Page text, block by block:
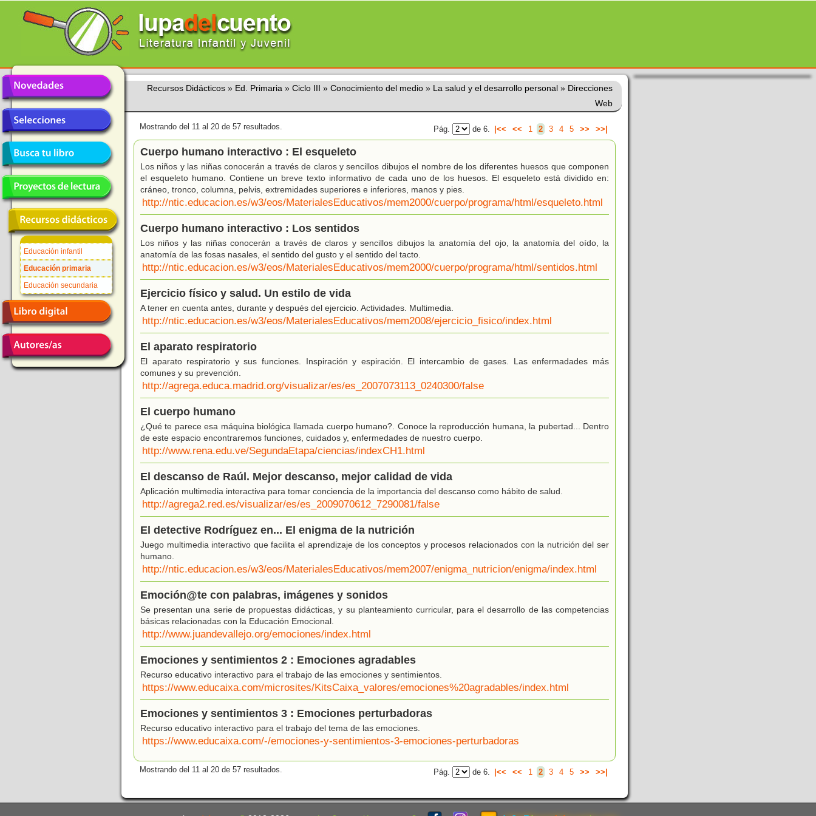
Educación infantil
Educación primaria
Educación secundaria
Recursos Didácticos » Ed. Primaria » Ciclo III » Conocimiento del medio » La salud y el desarrollo personal » Direcciones
Web
Mostrando del 11 al 20 de 57 resultados. Pág. de 6. |<< << 1 2 3 4 5 >> >>|
Cuerpo humano interactivo : El esqueleto
Los niños y las niñas conocerán a través de claros y sencillos dibujos el nombre de los diferentes huesos que componen
el esqueleto humano. Contiene un breve texto informativo de cada uno de los huesos. El esqueleto está dividido en:
cráneo, tronco, columna, pelvis, extremidades superiores e inferiores, manos y pies.
http://ntic.educacion.es/w3/eos/MaterialesEducativos/mem2000/cuerpo/programa/html/esqueleto.html
Cuerpo humano interactivo : Los sentidos
Los niños y las niñas conocerán a través de claros y sencillos dibujos la anatomía del ojo, la anatomía del oído, la
anatomía de las fosas nasales, el sentido del gusto y el sentido del tacto.
http://ntic.educacion.es/w3/eos/MaterialesEducativos/mem2000/cuerpo/programa/html/sentidos.html
Ejercicio físico y salud. Un estilo de vida
A tener en cuenta antes, durante y después del ejercicio. Actividades. Multimedia.
http://ntic.educacion.es/w3/eos/MaterialesEducativos/mem2008/ejercicio_fisico/index.html
El aparato respiratorio
El aparato respiratorio y sus funciones. Inspiración y espiración. El intercambio de gases. Las enfermadades más
comunes y su prevención.
http://agrega.educa.madrid.org/visualizar/es/es_2007073113_0240300/false
El cuerpo humano
¿Qué te parece esa máquina biológica llamada cuerpo humano?. Conoce la reproducción humana, la pubertad... Dentro
de este espacio encontraremos funciones, cuidados y, enfermedades de nuestro cuerpo.
http://www.rena.edu.ve/SegundaEtapa/ciencias/indexCH1.html
El descanso de Raúl. Mejor descanso, mejor calidad de vida
Aplicación multimedia interactiva para tomar conciencia de la importancia del descanso como hábito de salud.
http://agrega2.red.es/visualizar/es/es_2009070612_7290081/false
El detective Rodríguez en... El enigma de la nutrición
Juego multimedia interactivo que facilita el aprendizaje de los conceptos y procesos relacionados con la nutrición del ser
humano.
http://ntic.educacion.es/w3/eos/MaterialesEducativos/mem2007/enigma_nutricion/enigma/index.html
Emoción@te con palabras, imágenes y sonidos
Se presentan una serie de propuestas didácticas, y su planteamiento curricular, para el desarrollo de las competencias
básicas relacionadas con la Educación Emocional.
http://www.juandevallejo.org/emociones/index.html
Emociones y sentimientos 2 : Emociones agradables
Recurso educativo interactivo para el trabajo de las emociones y sentimientos.
https://www.educaixa.com/microsites/KitsCaixa_valores/emociones%20agradables/index.html
Emociones y sentimientos 3 : Emociones perturbadoras
Recurso educativo interactivo para el trabajo del tema de las emociones.
https://www.educaixa.com/-/emociones-y-sentimientos-3-emociones-perturbadoras
Mostrando del 11 al 20 de 57 resultados. Pág. de 6. |<< << 1 2 3 4 5 >> >>|